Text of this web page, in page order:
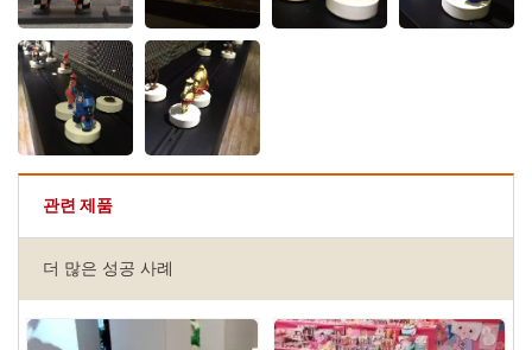
관련 제품
더 많은 성공 사례